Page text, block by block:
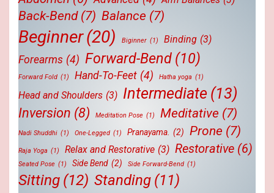
Back-Bend (7) Balance (7)
Beginner(20) Biginner (1) Binding (3)
Forearms (4) Forward-Bend (10)
Forward Fold (1) Hand-To-Feet (4) Hatha yoga (1)
Head and Shoulders (3) Intermediate (13)
Inversion (8) Meditation Pose (1) Meditative (7)
Nadi Shuddhi (1) One-Legged (1) Pranayama. (2) Prone (7)
Raja Yoga (1) Relax and Restorative (3) Restorative (6)
Seated Pose (1) Side Bend (2) Side Forward-Bend (1)
Sitting (12) Standing (11)